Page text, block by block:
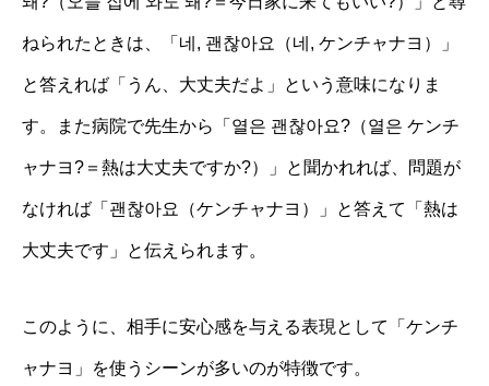
ねられたときは、「네, 괜찮아요（네, ケンチャナヨ）」
と答えれば「うん、大丈夫だよ」という意味になりま
す。また病院で先生から「열은 괜찮아요?（열은 ケンチ
ャナヨ?＝熱は大丈夫ですか?）」と聞かれれば、問題が
なければ「괜찮아요（ケンチャナヨ）」と答えて「熱は
大丈夫です」と伝えられます。
このように、相手に安心感を与える表現として「ケンチ
ャナヨ」を使うシーンが多いのが特徴です。